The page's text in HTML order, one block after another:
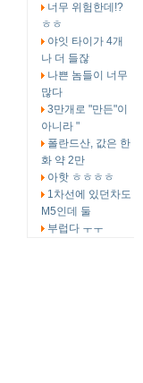
너무 위험한데!?
ㅎㅎ
야잇 타이가 4개
나 더 들잖
나쁜 놈들이 너무
많다
3만개로 "만든"이
아니라 "
폴란드산, 값은 한
화 약 2만
아핫 ㅎㅎㅎㅎ
1차선에 있던차도
M5인데 둘
부럽다 ㅜㅜ